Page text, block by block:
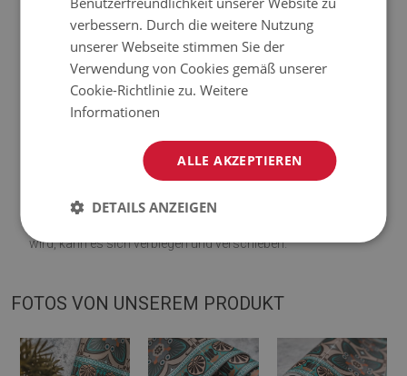
Die Teppiche sind nicht rutschfest;
Visualisierung abweichen.
ausgelegt. Wenn es auf einer weichen Oberfläche platziert
wird, kann es sich verbiegen und verschieben.
FOTOS VON UNSEREM PRODUKT
verbessern. Durch die weitere Nutzung
unserer Webseite stimmen Sie der
Verwendung von Cookies gemäß unserer
Cookie-Richtlinie zu.Weitere
Informationen
ALLE AKZEPTIEREN
DETAILS ANZEIGEN